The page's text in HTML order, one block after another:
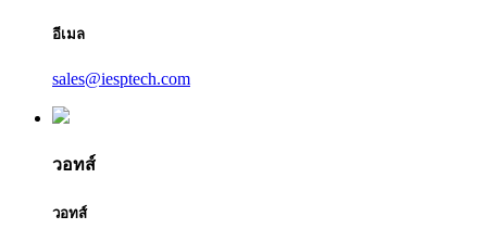
อีเมล
sales@iesptech.com
วอทส์
วอทส์